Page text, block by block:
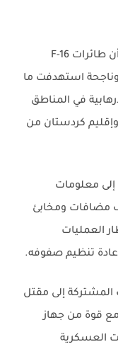
أعلنت قيادة العمليات المشتركة، اليوم، أن طائرات F-16
استهدفت ما
في المناطق
وإقليم كردستان من
إلى معلومات
مضافات ومخابئ
العمليات
تنظيم صفوفه.
المشتركة إلى مقتل
مع قوة من جهاز
العسكرية